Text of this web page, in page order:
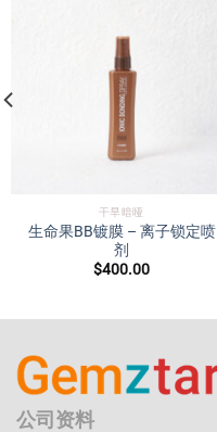
干旱暗哑
生命果BB镀膜 – 离子锁定喷
剂
$400.00
公司资料